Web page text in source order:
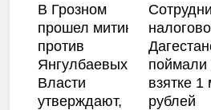
В Грозном
прошел митинг
против
Янгулбаевых.
Власти
утверждают,
поймали
взятке 1
рублей